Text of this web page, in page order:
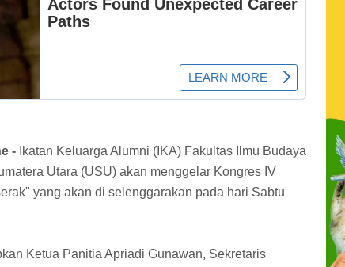
- Ikatan Keluarga Alumni (IKA) Fakultas Ilmu Budaya
Utara (USU) akan menggelar Kongres IV
yang akan di selenggarakan pada hari Sabtu
Ketua Panitia Apriadi Gunawan, Sekretaris